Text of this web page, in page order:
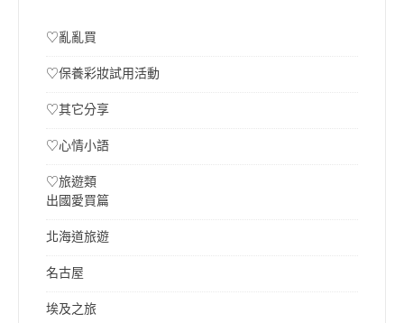
♡亂亂買
♡保養彩妝試用活動
♡其它分享
♡心情小語
♡旅遊類
出國愛買篇
北海道旅遊
名古屋
埃及之旅